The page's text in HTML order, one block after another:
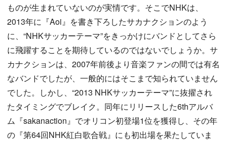
ものが生まれていないのが実情です。そこでNHKは、
2013年に『Aoi』を書き下ろしたサカナクションのよう
に、“NHKサッカーテーマ”をきっかけにバンドとしてさら
に飛躍することを期待しているのではないでしょうか。サ
カナクションは、2007年前後より音楽ファンの間では有名
なバンドでしたが、一般的にはそこまで知られていません
でした。しかし、“2013 NHKサッカーテーマ”に抜擢され
たタイミングでブレイク。同年にリリースした6thアルバ
ム『sakanaction』でオリコン初登場1位を獲得し、その年
の『第64回NHK紅白歌合戦』にも初出場を果たしていま